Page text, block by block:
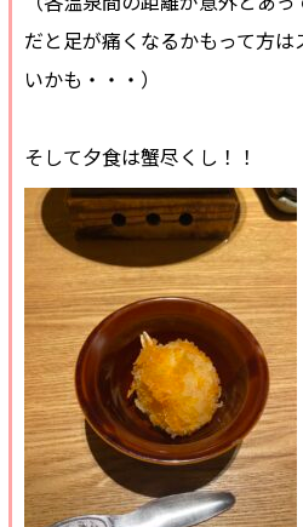
だと足が痛くなるかもって方
いかも・・・）
そして夕食は蟹尽くし！！